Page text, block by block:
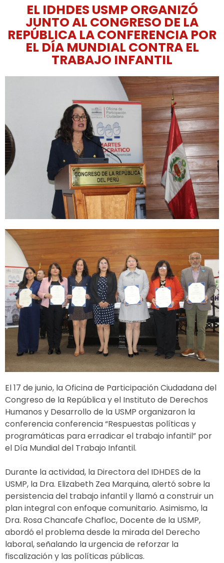
EL IDHDES USMP ORGANIZÓ
JUNTO AL CONGRESO DE LA
REPÚBLICA LA CONFERENCIA POR
EL DÍA MUNDIAL CONTRA EL
TRABAJO INFANTIL
El 17 de junio, la Oficina de Participación Ciudadana del
Congreso de la República y el Instituto de Derechos
Humanos y Desarrollo de la USMP organizaron la
conferencia conferencia “Respuestas políticas y
programáticas para erradicar el trabajo infantil” por
el Día Mundial del Trabajo Infantil.
Durante la actividad, la Directora del IDHDES de la
USMP, la Dra. Elizabeth Zea Marquina, alertó sobre la
persistencia del trabajo infantil y llamó a construir un
plan integral con enfoque comunitario. Asimismo, la
Dra. Rosa Chancafe Chafloc, Docente de la USMP,
abordó el problema desde la mirada del Derecho
laboral, señalando la urgencia de reforzar la
fiscalización y las políticas públicas.